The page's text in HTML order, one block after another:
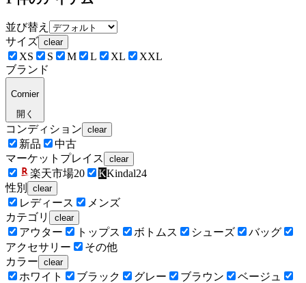
並び替え
サイズ clear
XS S M L XL
XXL
ブランド
Cornier
開く
コンディション clear
新品
中古
マーケットプレイス
clear
楽天市場20 KKindal24
性別
clear
レディース
メンズ
カテゴリ
clear
アウター トップス ボトムス シューズ
バッグ
アクセサリー
その他
カラー clear
ホワイト ブラック グレー ブラウン
ベージュ